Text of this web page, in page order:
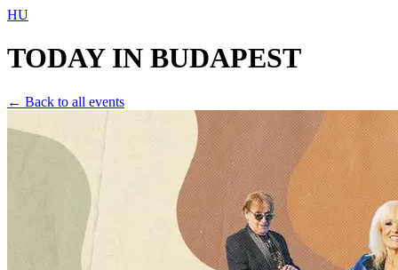
HU
TODAY IN BUDAPEST
← Back to all events